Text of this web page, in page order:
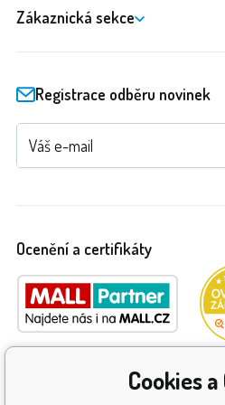
Zákaznická sekce
Registrace odběru novinek
Ocenění a certifikáty
Cookies a